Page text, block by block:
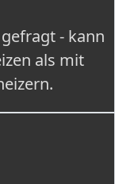
- kann
als mit